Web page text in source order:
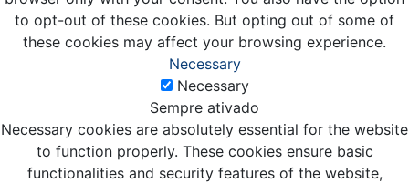
to opt-out of these cookies. But opting out of some of
these cookies may affect your browsing experience.
Necessary
Necessary
Sempre ativado
Necessary cookies are absolutely essential for the website
to function properly. These cookies ensure basic
functionalities and security features of the website,